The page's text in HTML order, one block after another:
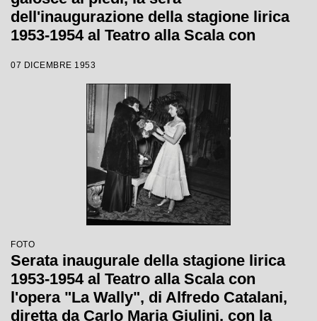
dell'inaugurazione della stagione lirica
1953-1954 al Teatro alla Scala con
diretta da Carlo Maria Giulini
07 DICEMBRE 1953
FOTO
Serata inaugurale della stagione lirica
1953-1954 al Teatro alla Scala con
l'opera "La Wally", di Alfredo Catalani,
diretta da Carlo Maria Giulini, con la